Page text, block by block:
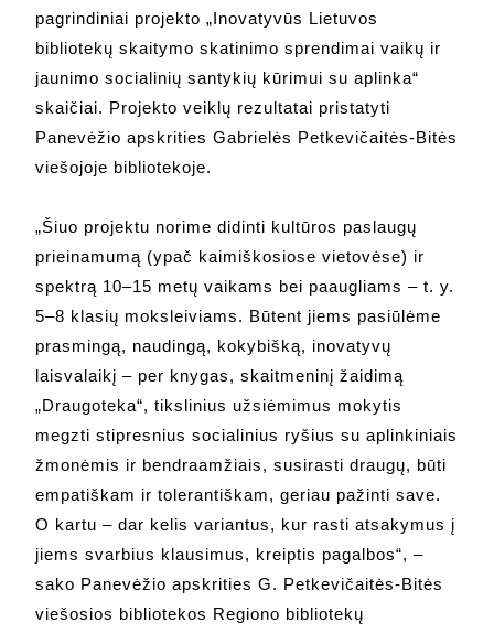
pagrindiniai projekto „Inovatyvūs Lietuvos
bibliotekų skaitymo skatinimo sprendimai vaikų ir
jaunimo socialinių santykių kūrimui su aplinka“
skaičiai. Projekto veiklų rezultatai pristatyti
Panevėžio apskrities Gabrielės Petkevičaitės-Bitės
viešojoje bibliotekoje.
„Šiuo projektu norime didinti kultūros paslaugų
prieinamumą (ypač kaimiškosiose vietovėse) ir
spektrą 10–15 metų vaikams bei paaugliams – t. y.
5–8 klasių moksleiviams. Būtent jiems pasiūlėme
prasmingą, naudingą, kokybišką, inovatyvų
laisvalaikį – per knygas, skaitmeninį žaidimą
„Draugoteka“, tikslinius užsiėmimus mokytis
megzti stipresnius socialinius ryšius su aplinkiniais
žmonėmis ir bendraamžiais, susirasti draugų, būti
empatiškam ir tolerantiškam, geriau pažinti save.
O kartu – dar kelis variantus, kur rasti atsakymus į
jiems svarbius klausimus, kreiptis pagalbos“, –
sako Panevėžio apskrities G. Petkevičaitės-Bitės
viešosios bibliotekos Regiono bibliotekų